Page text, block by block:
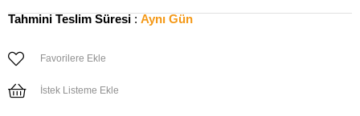
Tahmini Teslim Süresi : Aynı Gün
Favorilere Ekle
İstek Listeme Ekle